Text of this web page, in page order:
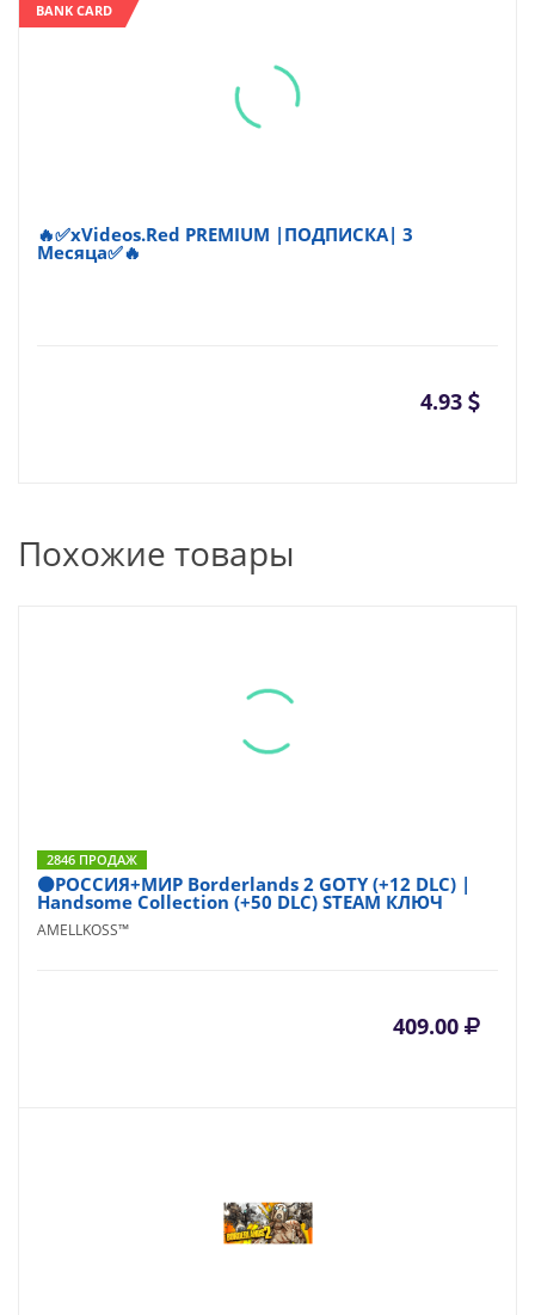
BANK CARD
🔥✅xVideos.Red PREMIUM |ПОДПИСКА| 3
Месяца✅🔥
4.93
Похожие товары
2846 ПРОДАЖ
⚫РОССИЯ+МИР Borderlands 2 GOTY (+12 DLC) |
Handsome Collection (+50 DLC) STEAM КЛЮЧ
AMELLKOSS™
409.00